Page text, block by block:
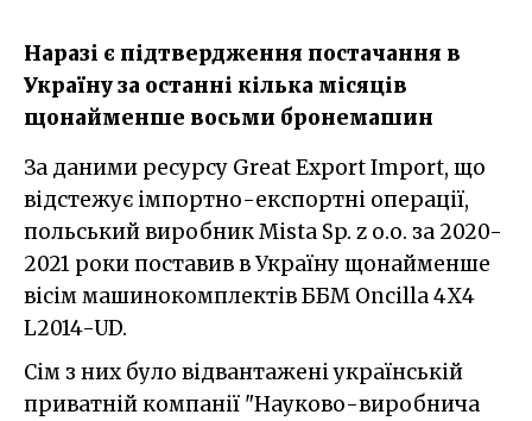
Наразі є підтвердження постачання в
Україну за останні кілька місяців
щонайменше восьми бронемашин
За даними ресурсу Great Export Import, що
відстежує імпортно-експортні операції,
польський виробник Mista Sp. z o.o. за 2020-
2021 роки поставив в Україну щонайменше
вісім машинокомплектів ББМ Oncilla 4Х4
L2014-UD.
Сім з них було відвантажені українській
приватній компанії "Науково-виробнича